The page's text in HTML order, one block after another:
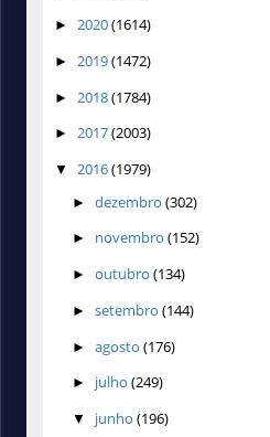
► 2020(1614)
► 2019(1472)
► 2018(1784)
► 2017(2003)
▼ 2016(1979)
► dezembro (302)
► novembro (152)
► outubro (134)
► setembro (144)
► agosto (176)
► julho (249)
▼ junho (196)